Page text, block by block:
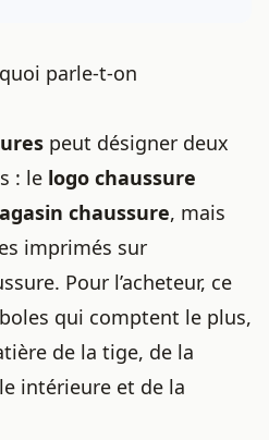
parle-t-on
peut désigner deux
: le logo chaussure
chaussure, mais
imprimés sur
Pour l’acheteur, ce
qui comptent le plus,
de la tige, de la
intérieure et de la